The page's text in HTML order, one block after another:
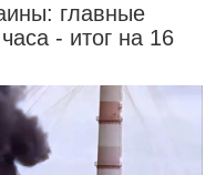
главные
- итог на 16